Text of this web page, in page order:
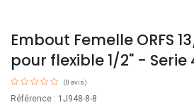
Embout Femelle ORFS
pour flexible 1/2" - Serie
(0 avis)
Référence : 1J948-8-8